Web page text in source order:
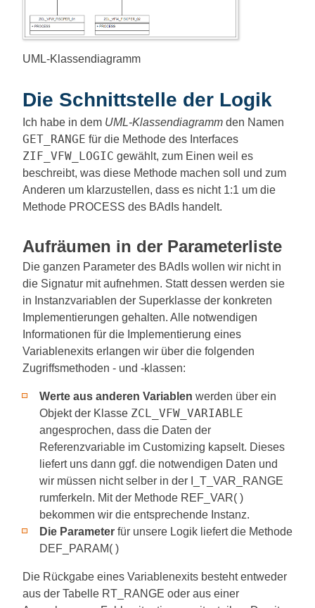
UML-Klassendiagramm
Die Schnittstelle der Logik
Ich habe in dem UML-Klassendiagramm den Namen
GET_RANGE für die Methode des Interfaces
ZIF_VFW_LOGIC gewählt, zum Einen weil es
beschreibt, was diese Methode machen soll und zum
Anderen um klarzustellen, dass es nicht 1:1 um die
Methode PROCESS des BAdIs handelt.
Aufräumen in der Parameterliste
Die ganzen Parameter des BAdIs wollen wir nicht in
die Signatur mit aufnehmen. Statt dessen werden sie
in Instanzvariablen der Superklasse der konkreten
Implementierungen gehalten. Alle notwendigen
Informationen für die Implementierung eines
Variablenexits erlangen wir über die folgenden
Zugriffsmethoden - und -klassen:
Werte aus anderen Variablen werden über ein
Objekt der Klasse ZCL_VFW_VARIABLE
angesprochen, dass die Daten der
Referenzvariable im Customizing kapselt. Dieses
liefert uns dann ggf. die notwendigen Daten und
wir müssen nicht selber in der I_T_VAR_RANGE
rumferkeln. Mit der Methode REF_VAR( )
bekommen wir die entsprechende Instanz.
Die Parameter für unsere Logik liefert die Methode
DEF_PARAM( )
Die Rückgabe eines Variablenexits besteht entweder
aus der Tabelle RT_RANGE oder aus einer